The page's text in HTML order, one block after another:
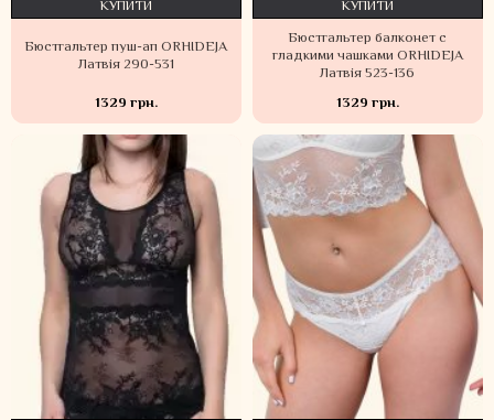
Бюстгальтер пуш-ап ORHIDEJA
Латвія 290-531
1329 грн.
КУПИТИ
Бюстгальтер балконет с
гладкими чашками ORHIDEJA
Латвія 523-136
1329 грн.
КУПИТИ